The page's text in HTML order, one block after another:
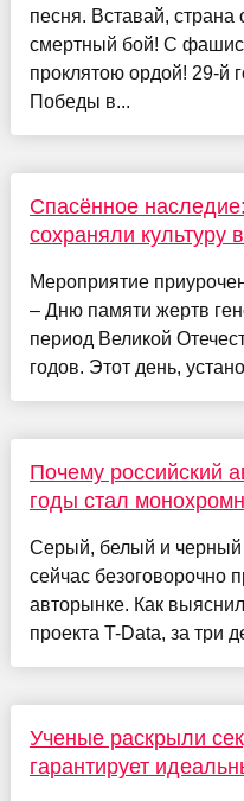
песня. Вставай, страна
смертный бой! С
проклятою ордой! 29-й
Победы в...
Спасённое
сохраняли культуру
Мероприятие
– Дню памяти жертв
период Великой
годов. Этот день,
Почему российский
годы стал
Серый, белый и черный
сейчас безоговорочно
авторынке. Как
проекта T-Data, за три
Ученые раскрыли
гарантирует